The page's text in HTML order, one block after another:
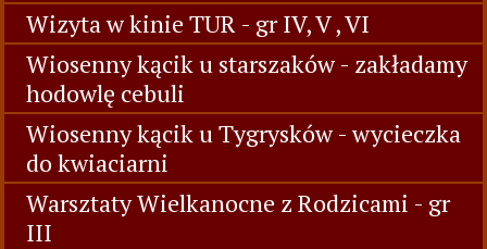
Wizyta w kinie TUR - gr IV, V , VI
Wiosenny kącik u starszaków - zakładamy
hodowlę cebuli
Wiosenny kącik u Tygrysków - wycieczka
do kwiaciarni
Warsztaty Wielkanocne z Rodzicami - gr
III